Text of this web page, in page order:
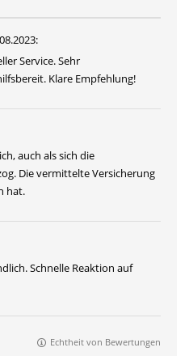
Service. Sehr
Klare Empfehlung!
auch als sich die
Die vermittelte Versicherung
hat.
Schnelle Reaktion auf
Echtheit von Bewertungen